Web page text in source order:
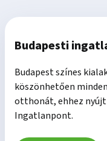
Budapesti
Budapest színes
köszönhetően
otthonát, ehhez
Ingatlanpont.